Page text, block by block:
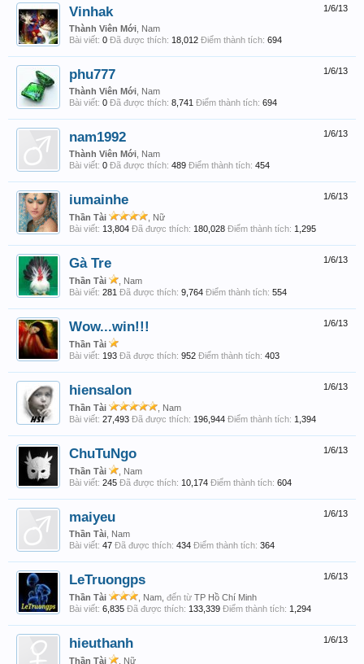
1/6/13
Vinhak
Thành Viên Mới , Nam
Bài viết: 0 Đã được thích: 18,012 Điểm thành tích: 694
1/6/13
phu777
Thành Viên Mới , Nam
Bài viết: 0 Đã được thích: 8,741 Điểm thành tích: 694
1/6/13
nam1992
Thành Viên Mới , Nam
Bài viết: 0 Đã được thích: 489 Điểm thành tích: 454
1/6/13
iumainhe
Thần Tài
, Nữ
Bài viết: 13,804 Đã được thích: 180,028 Điểm thành tích: 1,295
1/6/13
Gà Tre
Thần Tài
, Nam
Bài viết: 281 Đã được thích: 9,764 Điểm thành tích: 554
1/6/13
Wow...win!!!
Thần Tài
Bài viết: 193 Đã được thích: 952 Điểm thành tích: 403
1/6/13
hiensalon
Thần Tài
, Nam
Bài viết: 27,493 Đã được thích: 196,944 Điểm thành tích: 1,394
1/6/13
ChuTuNgo
Thần Tài
, Nam
Bài viết: 245 Đã được thích: 10,174 Điểm thành tích: 604
1/6/13
maiyeu
Thần Tài , Nam
Bài viết: 47 Đã được thích: 434 Điểm thành tích: 364
1/6/13
LeTruongps
Thần Tài , Nam, đến từ TP Hồ Chí Minh
Bài viết: 6,835 Đã được thích: 133,339 Điểm thành tích: 1,294
1/6/13
hieuthanh
Thần Tài , Nữ